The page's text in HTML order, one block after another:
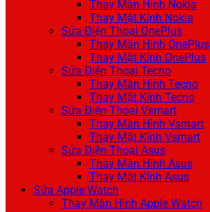
Thay Màn Hình Nokia
Thay Mặt Kính Nokia
Sửa Điện Thoại OnePlus
Thay Màn Hình OnePlus
Thay Mặt Kính OnePlus
Sửa Điện Thoại Tecno
Thay Màn Hình Tecno
Thay Mặt Kính Tecno
Sửa Điện Thoại Vsmart
Thay Màn Hình Vsmart
Thay Mặt Kính Vsmart
Sửa Điện Thoại Asus
Thay Màn Hình Asus
Thay Mặt Kính Asus
Sửa Apple Watch
Thay Màn Hình Apple Watch